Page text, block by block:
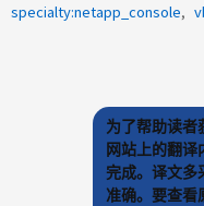
specialty:netapp_console
为了帮助读者
网站上的翻译
完成。译文多
准确。要查看